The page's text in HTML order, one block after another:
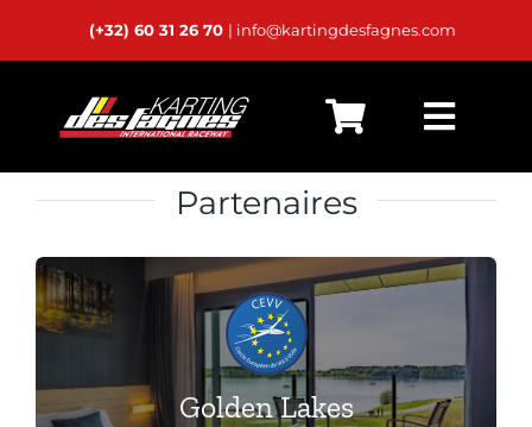
(+32) 60 31 26 70 | info@kartingdesfagnes.com
la
Accueil
Horaires
Location
Partenaires
Golden Lakes
Cliquez ici pour découvrir